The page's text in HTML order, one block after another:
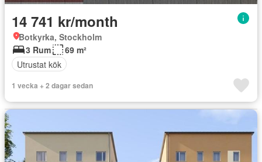
14 741 kr/month
Botkyrka, Stockholm
3 Rum
69 m²
Utrustat kök
1 vecka + 2 dagar sedan